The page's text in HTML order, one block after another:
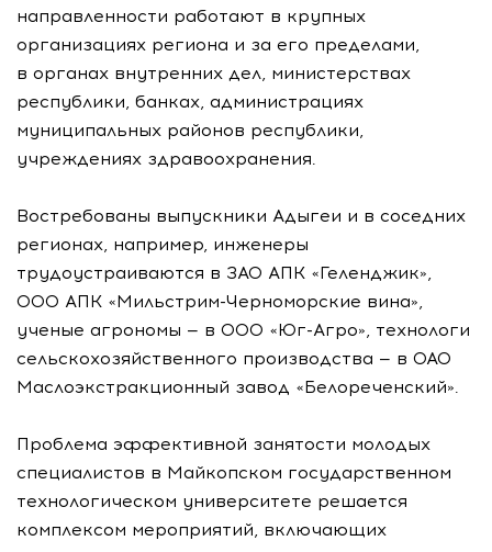
направленности работают в крупных
организациях региона и за его пределами,
в органах внутренних дел, министерствах
республики, банках, администрациях
муниципальных районов республики,
учреждениях здравоохранения.
Востребованы выпускники Адыгеи и в соседних
регионах, например, инженеры
трудоустраиваются в ЗАО АПК «Геленджик»,
ООО АПК «Мильстрим-Черноморские вина»,
ученые агрономы — в ООО «Юг-Агро», технологи
сельскохозяйственного производства — в ОАО
Маслоэкстракционный завод «Белореченский».
Проблема эффективной занятости молодых
специалистов в Майкопском государственном
технологическом университете решается
комплексом мероприятий, включающих